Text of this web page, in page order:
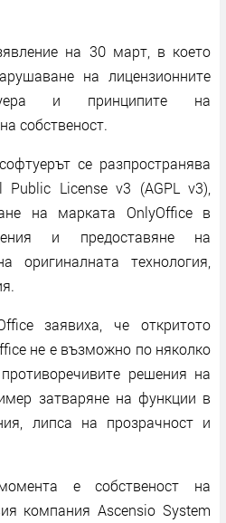
на 30 март, в което
на лицензионните
и принципите на
собственост.
се разпространява
Public License v3 (AGPL v3),
на марката OnlyOffice в
и предоставяне на
оригиналната технология,
заявиха, че откритото
не е възможно по няколко
решения на
затваряне на функции в
липса на прозрачност и
е собственост на
компания Ascensio System